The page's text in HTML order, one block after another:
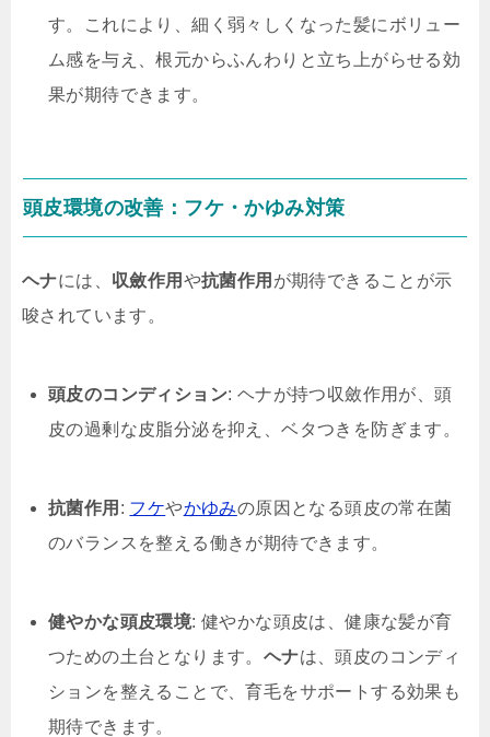
す。これにより、細く弱々しくなった髪にボリュー
ム感を与え、根元からふんわりと立ち上がらせる効
果が期待できます。
頭皮環境の改善：フケ・かゆみ対策
ヘナには、 収斂作用 や抗菌作用 が期待できることが示
唆されています。
頭皮のコンディション: ヘナが持つ収斂作用が、頭
皮の過剰な皮脂分泌を抑え、ベタつきを防ぎます。
抗菌作用 : フケやかゆみの原因となる頭皮の常在菌
のバランスを整える働きが期待できます。
健やかな頭皮環境: 健やかな頭皮は、健康な髪が育
つための土台となります。 ヘナは、頭皮のコンディ
ションを整えることで、育毛をサポートする効果も
期待できます。